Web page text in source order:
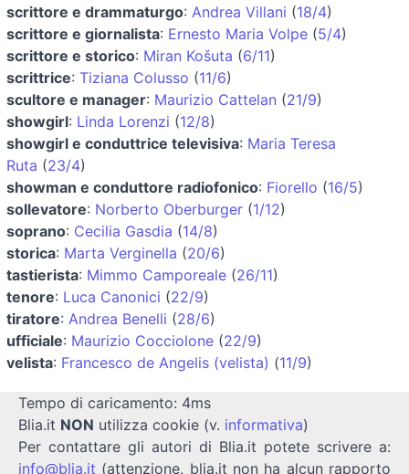
scrittore e drammaturgo: Andrea Villani (18/4)
scrittore e giornalista: Ernesto Maria Volpe (5/4)
scrittore e storico: Miran Košuta (6/11)
scrittrice: Tiziana Colusso (11/6)
scultore e manager: Maurizio Cattelan (21/9)
showgirl: Linda Lorenzi (12/8)
showgirl e conduttrice televisiva: Maria Teresa
Ruta (23/4)
showman e conduttore radiofonico: Fiorello (16/5)
sollevatore: Norberto Oberburger (1/12)
soprano: Cecilia Gasdia (14/8)
storica: Marta Verginella (20/6)
tastierista: Mimmo Camporeale (26/11)
tenore: Luca Canonici (22/9)
tiratore: Andrea Benelli (28/6)
ufficiale: Maurizio Cocciolone (22/9)
velista: Francesco de Angelis (velista) (11/9)
Tempo di caricamento: 4ms
Blia.it NON utilizza cookie (v. informativa)
Per contattare gli autori di Blia.it potete scrivere a:
info@blia.it (attenzione, blia.it non ha alcun rapporto